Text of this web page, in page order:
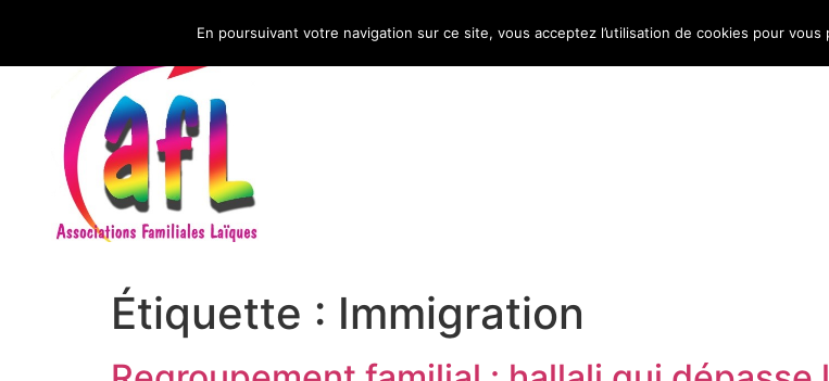
CNAFAL Bulletin d’information Infos conso
Étiquette : Immigration
En poursuivant votre navigation sur ce site, vous acceptez l’utilisation de cookies pour